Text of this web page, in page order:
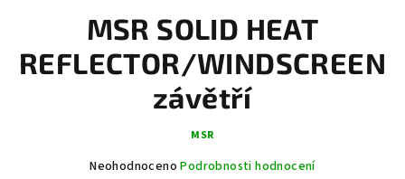
MSR SOLID HEAT
REFLECTOR/WINDSCREEN
závětří
MSR
Průměrné
Neohodnoceno Podrobnosti hodnocení